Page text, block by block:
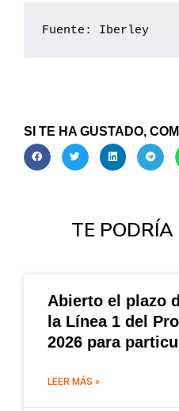
Fuente: Iberley
SI TE HA GUSTADO,
TE PODRÍA
Abierto el plazo
la Línea 1 del
2026 para
LEER MÁS »